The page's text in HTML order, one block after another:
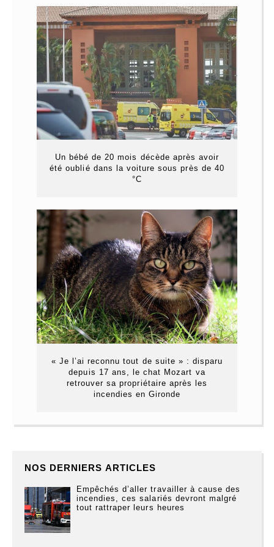
Un bébé de 20 mois décède après avoir
été oublié dans la voiture sous près de 40
°C
« Je l’ai reconnu tout de suite » : disparu
depuis 17 ans, le chat Mozart va
retrouver sa propriétaire après les
incendies en Gironde
NOS DERNIERS ARTICLES
Empêchés d’aller travailler à cause des
incendies, ces salariés devront malgré
tout rattraper leurs heures